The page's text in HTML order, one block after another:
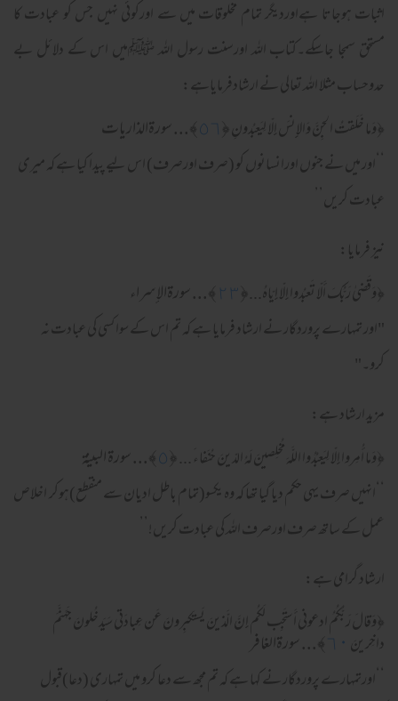
اثبات ہوجاتا ہےاوردیگر تمام مخلوقات میں سے اورکوئی نہیں جس کو عبادت کا
مستحق سمجا جاسکے۔کتاب اللہ اورسنت رسول اللہ ﷺمیں اس کے دلائل بے
حدوحساب مثلا اللہ تعالی نے ارشادفرمایاہے:
وَما خَلَقتُ الجِنَّ وَالإِنسَ إِلّا لِيَعبُدونِ ٥٦ ﴾... سورةالذاريات
‘‘اور میں نے جنوں اورانسانوں کو (صرف اورصرف) اس لیے پیدا کیا ہے کہ میری
عبادت کریں’’
نیز فرمایا:
وَقَضىٰ رَ‌بُّكَ أَلّا تَعبُدوا إِلّا إِيّاهُ... ٢٣ ﴾... سورةالإسراء
"اور تمہارے پروردگار نے ارشاد فرمایا ہے کہ تم اس کے سوا کسی کی عبادت نہ
کرو۔"
مزید ارشاد ہے:
وَما أُمِر‌وا إِلّا لِيَعبُدُوا اللَّهَ مُخلِصينَ لَهُ الدّينَ حُنَفاءَ ... ٥ ﴾... سورة البينة
‘‘انہیں صرف یہی حکم دیا گیا تھا کہ وہ یکسو(تمام باطل ادیان سے منقطع)ہوکر اخلاص
عمل کے ساتھ صرف اورصرف اللہ کی عبادت کریں!’’
ارشاد گرامی ہے:
وَقالَ رَ‌بُّكُمُ ادعونى أَستَجِب لَكُم إِنَّ الَّذينَ يَستَكبِر‌ونَ عَن عِبادَتى سَيَدخُلونَ جَهَنَّمَ
داخِر‌ينَ ٦٠ ﴾... سورةالغافر
‘‘اورتمہارے پروردگار نے کہا ہے کہ تم مجھ سے دعا کرو میں تمہاری (دعا)قبول